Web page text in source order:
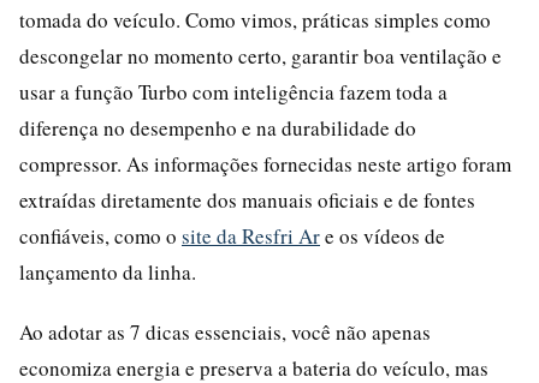
tomada do veículo. Como vimos, práticas simples como
descongelar no momento certo, garantir boa ventilação e
usar a função Turbo com inteligência fazem toda a
diferença no desempenho e na durabilidade do
compressor. As informações fornecidas neste artigo foram
extraídas diretamente dos manuais oficiais e de fontes
confiáveis, como o site da Resfri Are os vídeos de
lançamento da linha.
Ao adotar as 7 dicas essenciais, você não apenas
economiza energia e preserva a bateria do veículo, mas